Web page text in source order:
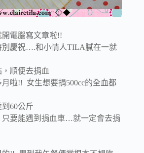
電腦寫文章啦!!
別慶祝….和小情人TILA膩在一就
順便去捐血
啦!! 女生想要捐500cc的全血都
60公斤
只要能遇到捐血車…就一定會去捐